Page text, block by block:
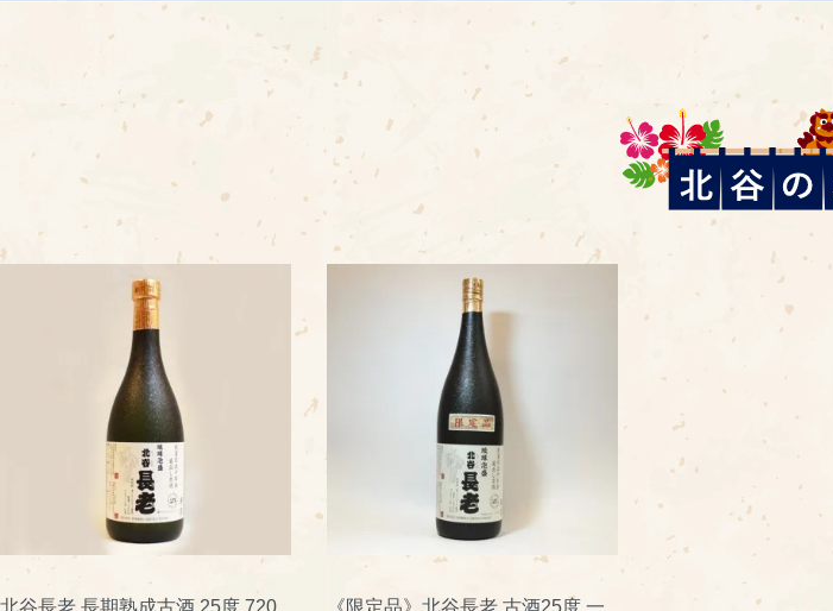
北谷長老 長期熟成古酒 25度 720
《限定品》北谷長老 古酒25度 一